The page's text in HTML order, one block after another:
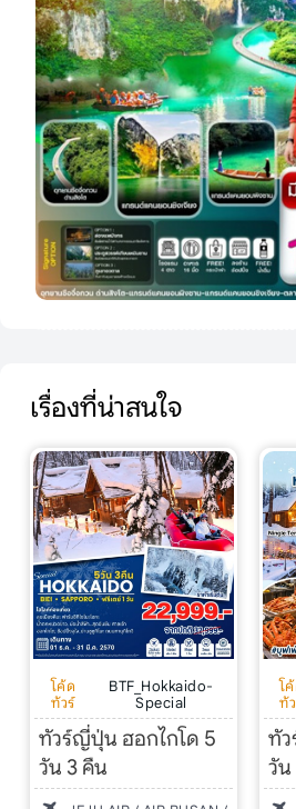
เรื่องที่น่าสนใจ
โค้ด
ทัวร์
BTF_Hokkaido-
Special
ทัวร์ญี่ปุ่น ฮอกไกโด 5
วัน 3 คืน
โ
ทั
ทั
วัน